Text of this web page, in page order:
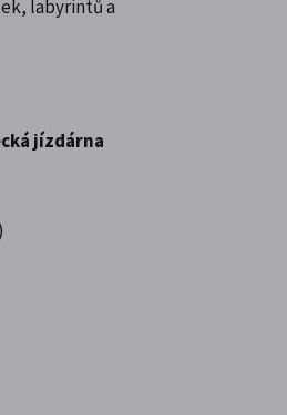
labyrintů a
jízdárna